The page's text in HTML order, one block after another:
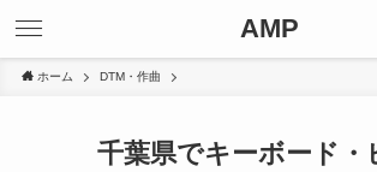
AMP
ホーム DTM・作曲
千葉県でキーボード・